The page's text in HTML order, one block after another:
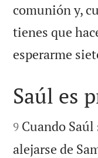
comunión y,
tienes que
esperarme

Saúl es

9 Cuando
alejarse de